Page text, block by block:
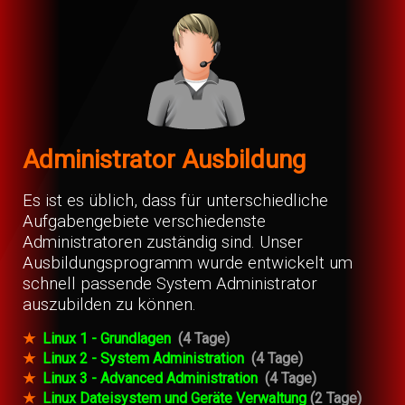
Administrator Ausbildung
Es ist es üblich, dass für unterschiedliche
Aufgabengebiete verschiedenste
Administratoren zuständig sind. Unser
Ausbildungsprogramm wurde entwickelt um
schnell passende System Administrator
auszubilden zu können.
★ Linux 1 - Grundlagen (4 Tage)
★ Linux 2 - System Administration (4 Tage)
★ Linux 3 - Advanced Administration (4 Tage)
★ Linux Dateisystem und Geräte Verwaltung (2 Tage)